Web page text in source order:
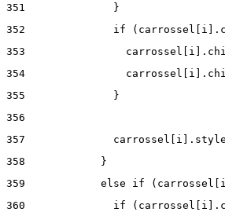
351
              }
352
if
353
354
355
              }
356
357
358
            }
359
else if
360
if